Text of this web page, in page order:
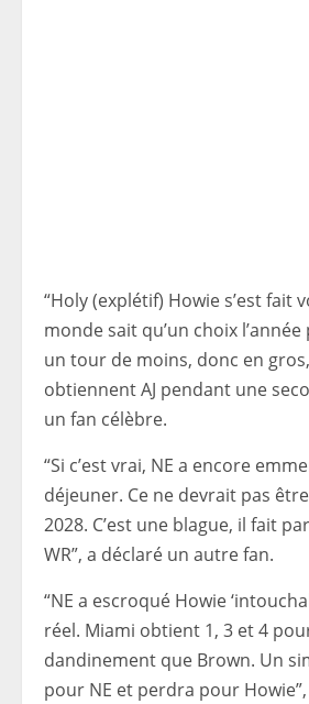
“Holy (explétif) Howie s’est fait
monde sait qu’un choix
un tour de moins, donc en
obtiennent AJ pendant une
un fan célèbre.
“Si c’est vrai, NE a encore
déjeuner. Ce ne devrait pas
2028. C’est une blague, il fait
WR”, a déclaré un autre fan.
“NE a escroqué Howie
réel. Miami obtient 1, 3 et 4
dandinement que Brown. Un
pour NE et perdra pour